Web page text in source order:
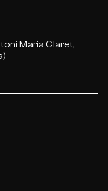
Maria Claret,